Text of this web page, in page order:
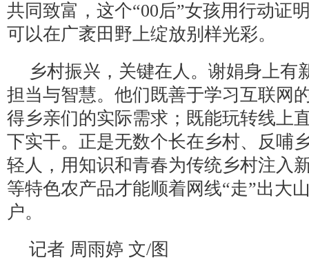
共同致富，这个“00后”女孩用行动证
可以在广袤田野上绽放别样光彩。
乡村振兴，关键在人。谢娟身上有
担当与智慧。他们既善于学习互联网
得乡亲们的实际需求；既能玩转线上
下实干。正是无数个长在乡村、反哺
轻人，用知识和青春为传统乡村注入
等特色农产品才能顺着网线“走”出大
户。
记者 周雨婷 文/图